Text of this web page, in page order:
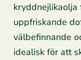
kryddnejlikaolja
uppfriskande
välbefinnande
idealisk för att